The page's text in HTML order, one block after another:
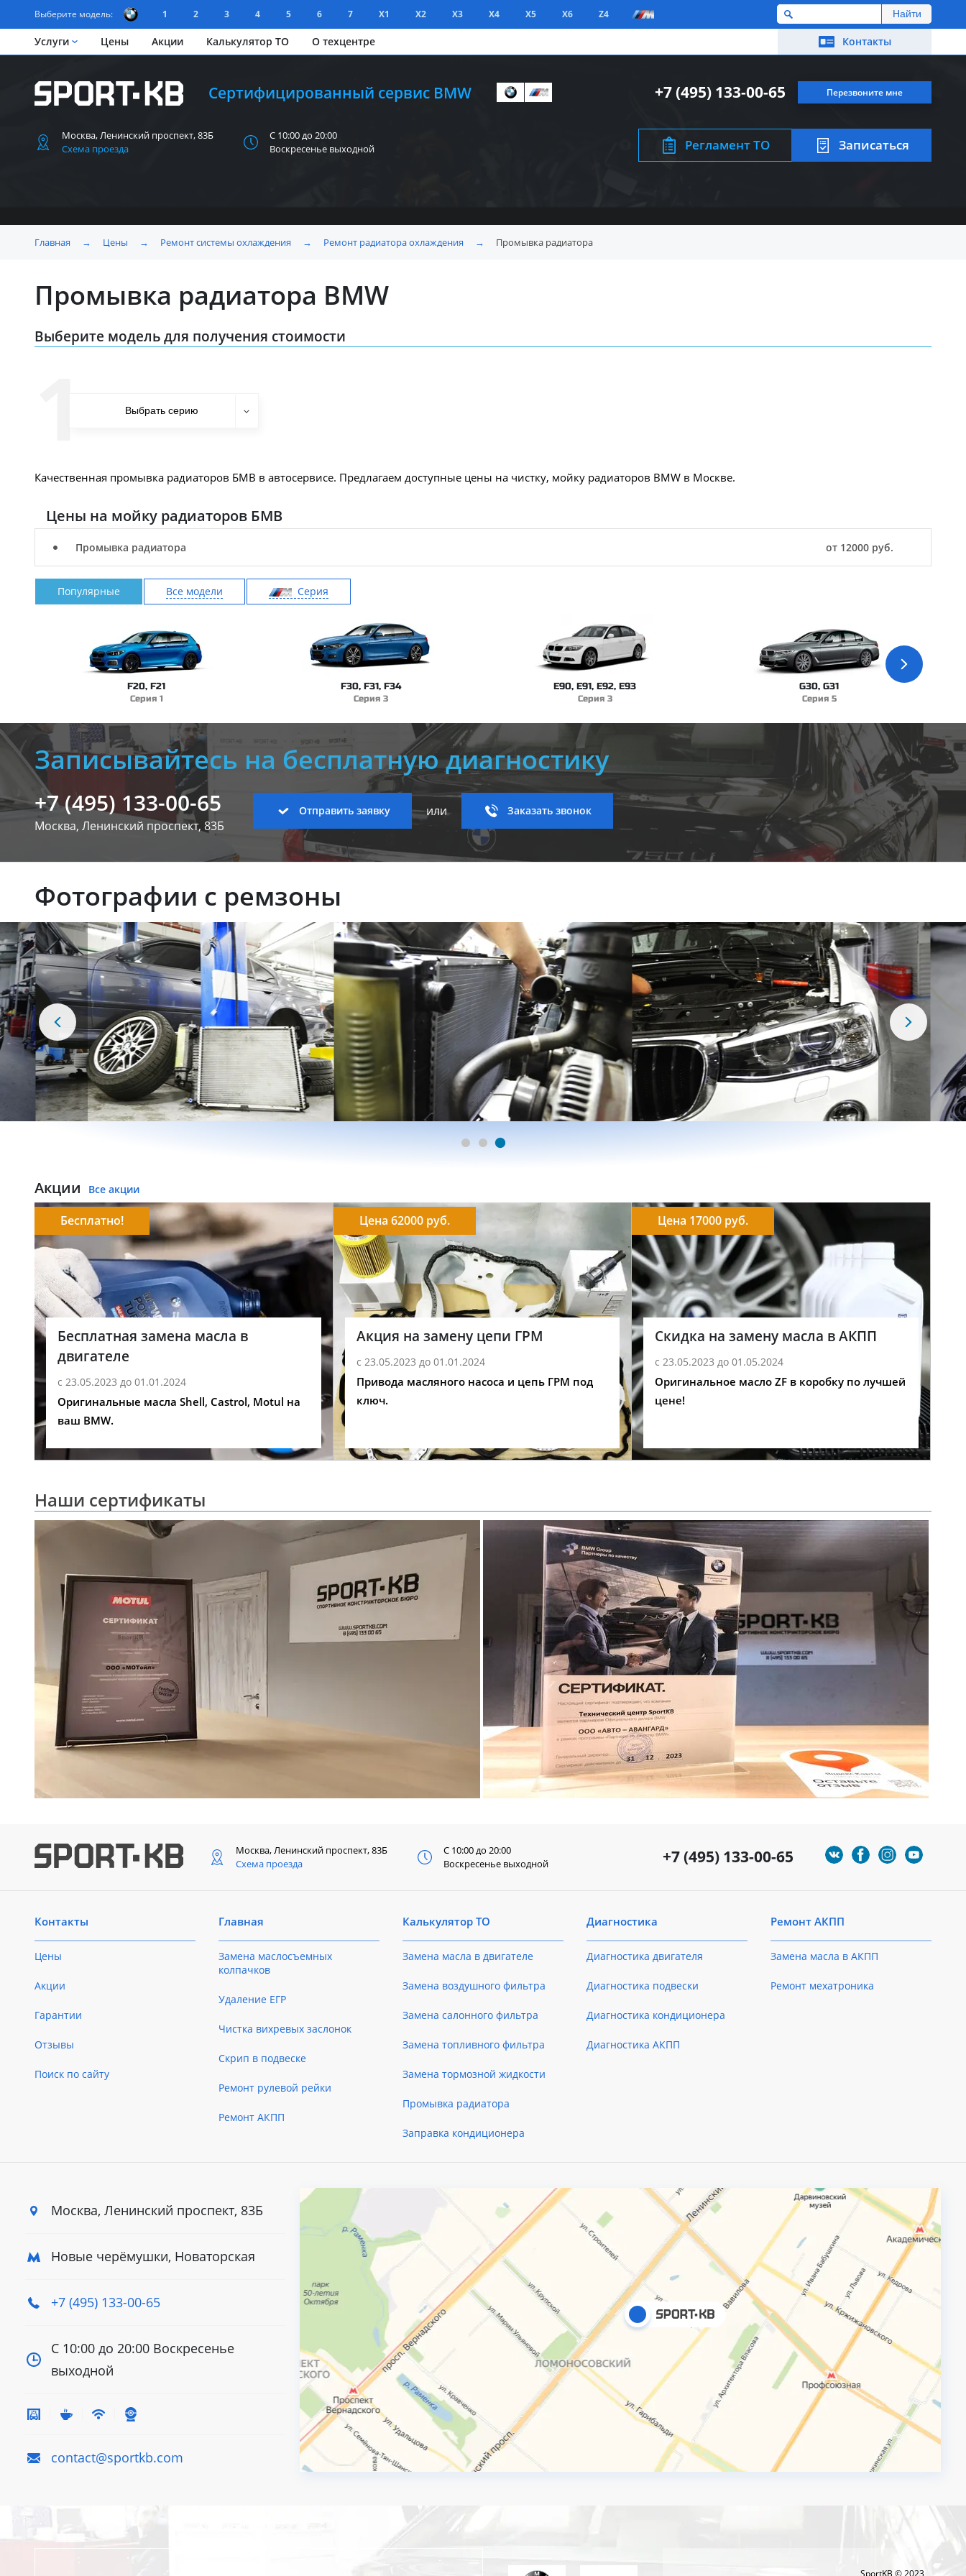
Выберите модель: 1 2 3 4 5 6 7 X1 X2 X3 X4 X5 X6 Z4
Услуги Цены Акции Калькулятор ТО О техцентре Контакты
Сертифицированный сервис BMW Перезвоните мне
+7 (495) 133-00-65
Москва, Ленинский проспект, 83Б
Схема проезда
С 10:00 до 20:00
Воскресенье выходной
Регламент ТО Записаться
Главная → Цены → Ремонт системы охлаждения → Ремонт радиатора охлаждения → Промывка радиатора
Промывка радиатора BMW
Выберите модель для получения стоимости
Качественная промывка радиаторов БМВ в автосервисе. Предлагаем доступные цены на чистку, мойку радиаторов BMW в Москве.
Цены на мойку радиаторов БМВ
Промывка радиатора от 12000 руб.
Популярные Все модели Cерия
F20, F21
Серия 1
F30, F31, F34
Серия 3
E90, E91, E92, E93
Серия 3
G30, G31
Серия 5
Записывайтесь на бесплатную диагностику
+7 (495) 133-00-65
Москва, Ленинский проспект, 83Б
Отправить заявку или Заказать звонок
Фотографии с ремзоны
Акции Все акции
Бесплатная замена масла в
двигателе
с 23.05.2023 до 01.01.2024
Бесплатно!
Оригинальные масла Shell, Castrol, Motul на
ваш BMW.
Акция на замену цепи ГРМ
с 23.05.2023 до 01.01.2024
Цена 62000 руб.
Привода масляного насоса и цепь ГРМ под
ключ.
Скидка на замену масла в АКПП
с 23.05.2023 до 01.05.2024
Цена 17000 руб.
Оригинальное масло ZF в коробку по лучшей
цене!
Наши сертификаты
+7 (495) 133-00-65
Москва, Ленинский проспект, 83Б
Схема проезда
С 10:00 до 20:00
Воскресенье выходной
Контакты
Цены
Акции
Гарантии
Отзывы
Поиск по сайту
Главная
Замена маслосъемных
колпачков
Удаление ЕГР
Чистка вихревых заслонок
Скрип в подвеске
Ремонт рулевой рейки
Ремонт АКПП
Калькулятор ТО
Замена масла в двигателе
Замена воздушного фильтра
Замена салонного фильтра
Замена топливного фильтра
Замена тормозной жидкости
Промывка радиатора
Заправка кондиционера
Диагностика
Диагностика двигателя
Диагностика подвески
Диагностика кондиционера
Диагностика АКПП
Ремонт АКПП
Замена масла в АКПП
Ремонт мехатроника
Москва, Ленинский проспект, 83Б
Новые черёмушки, Новаторская
+7 (495) 133-00-65
С 10:00 до 20:00 Воскресенье
выходной
contact@sportkb.com